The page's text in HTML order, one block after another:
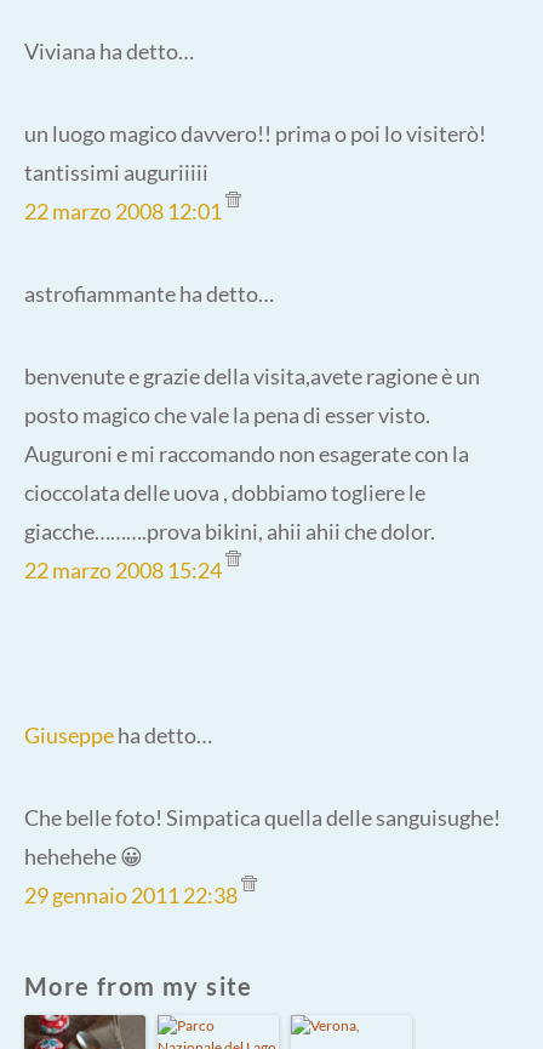
Viviana ha detto…
un luogo magico davvero!! prima o poi lo visiterò!
tantissimi auguriiiii
22 marzo 2008 12:01
astrofiammante ha detto…
benvenute e grazie della visita,avete ragione è un
posto magico che vale la pena di esser visto.
Auguroni e mi raccomando non esagerate con la
cioccolata delle uova , dobbiamo togliere le
giacche……….prova bikini, ahii ahii che dolor.
22 marzo 2008 15:24
Giuseppeha detto…
Che belle foto! Simpatica quella delle sanguisughe!
hehehehe 😀
29 gennaio 2011 22:38
More from my site